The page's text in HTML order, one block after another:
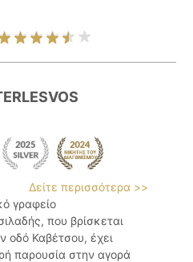
Δείτε περισσότερα >>
γραφείο
που βρίσκεται
οδό Καβέτσου, έχει
παρουσία στην αγορά